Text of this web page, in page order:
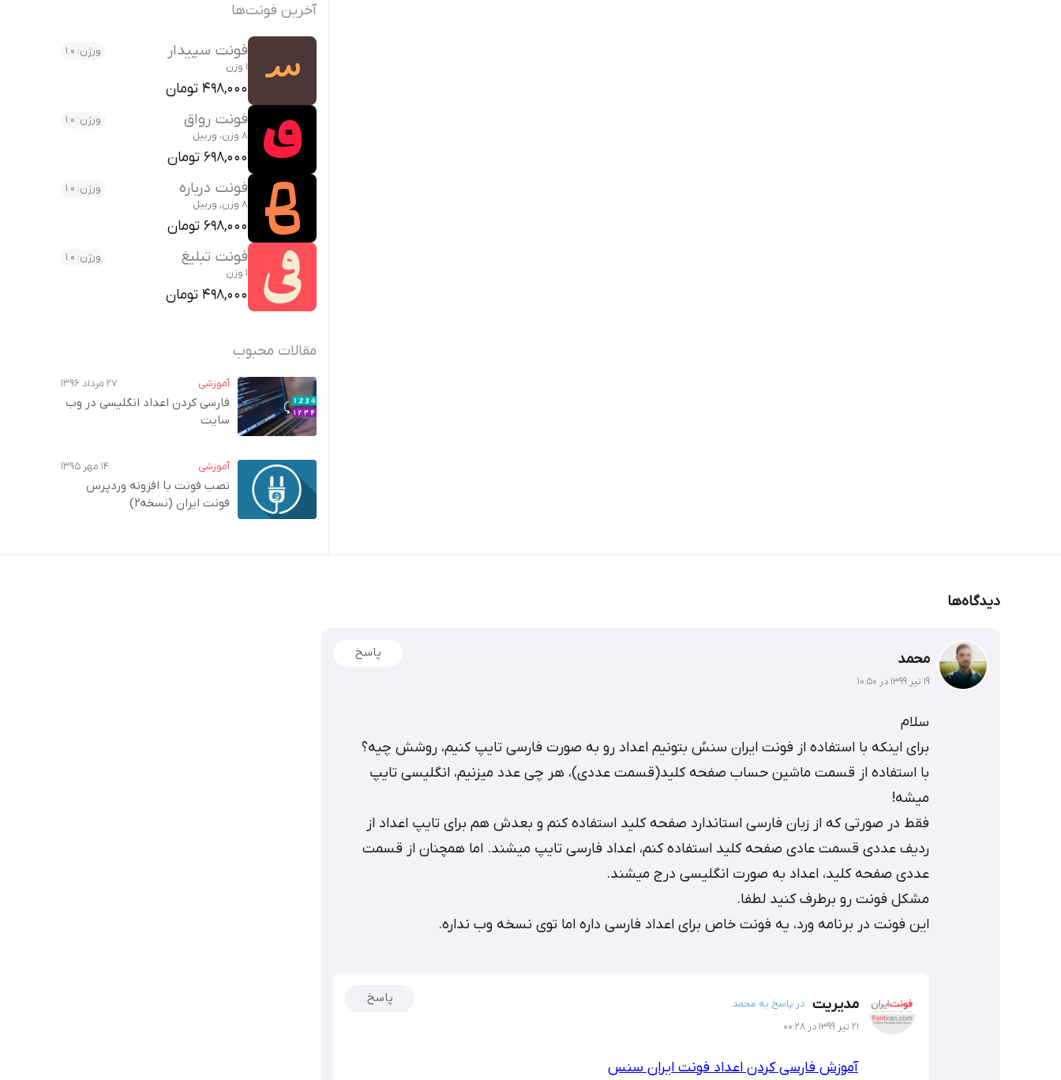
آخرین فونت‌ها
فونت سپیدار
ورژن: 1.0
1 وزن
498,000 تومان
فونت رواق
ورژن: 1.0
8 وزن، وریبل
698,000 تومان
فونت درباره
ورژن: 1.0
8 وزن, وریبل
698,000 تومان
فونت تبلیغ
ورژن: 1.0
1 وزن
498,000 تومان
مقالات محبوب
آموزشی ۲۷ مرداد ۱۳۹۶
فارسی کردن اعداد انگلیسی در وب‌
سایت
آموزشی ۱۴ مهر ۱۳۹۵
نصب فونت با افزونه وردپرس
فونت ایران (نسخه2)
دیدگاه‌ها
محمد
۱۹ تیر ۱۳۹۹ در ۱۰:۵۰
پاسخ
سلام
برای اینکه با استفاده از فونت ایران سنسُ بتونیم اعداد رو به صورت فارسی تایپ کنیم، روشش چیه؟
با استفاده از قسمت ماشین حساب صفحه کلید(قسمت عددی)، هر چی عدد میزنیم، انگلیسی تایپ
میشه!
فقط در صورتی که از زبان فارسی استاندارد صفحه کلید استفاده کنم و بعدش هم برای تایپ اعداد از
ردیف عددی قسمت عادی صفحه کلید استفاده کنم، اعداد فارسی تایپ میشند. اما همچنان از قسمت
عددی صفحه کلید، اعداد به صورت انگلیسی درج میشند.
مشکل فونت رو برطرف کنید لطفا.
این فونت در برنامه ورد، یه فونت خاص برای اعداد فارسی داره اما توی نسخه وب نداره.
مدیریت
در پاسخ به محمد
۲۱ تیر ۱۳۹۹ در ۰۰:۲۸
پاسخ
آموزش فارسی کردن اعداد فونت ایران سنس